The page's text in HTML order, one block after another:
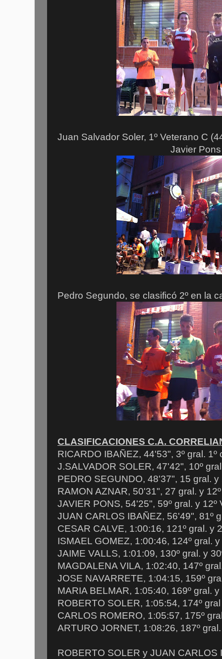
Juan Salvador Soler, 1º Veterano C
Javier Pons
Pedro Segundo, se clasificó 2º en la
CLASIFICACIONES C.A.
RICARDO IBAÑEZ, 44'53", 3º gral. 1º
J.SALVADOR SOLER, 47'42", 10º
PEDRO SEGUNDO, 48'37", 15 gral. y
RAMON AZNAR, 50'31", 27 gral. y
JAVIER PONS, 54'25", 59º gral. y 12º
JUAN CARLOS IBAÑEZ, 56'49", 81º
CESAR CALVE, 1:00:16, 121º gral. y
ISMAEL GOMEZ, 1:00:46, 124º gral.
JAIME VALLS, 1:01:09, 130º gral. y
MAGDALENA VILA, 1:02:40, 147º
JOSE NAVARRETE, 1:04:15, 159º
MARIA BELMAR, 1:05:40, 169º gral. y
ROBERTO SOLER, 1:05:54, 174º
CARLOS ROMERO, 1:05:57, 175º
ARTURO JORNET, 1:08:26, 187º
ROBERTO SOLER y JUAN CARLOS